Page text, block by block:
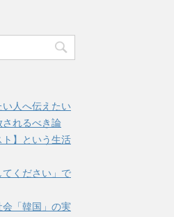
人へ伝えたい
されるべき論
】という生活
てください」で
「韓国」の実